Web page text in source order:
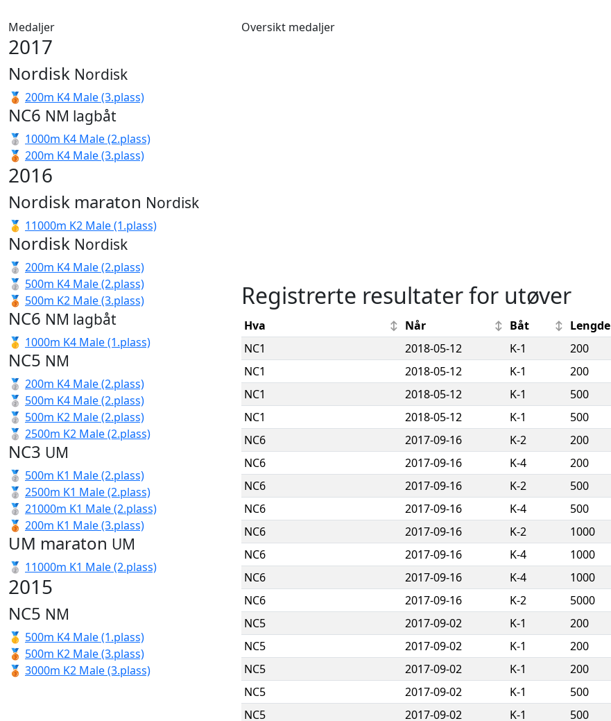
Medaljer
2017
Nordisk Nordisk
🥉 200m K4 Male (3.plass)
NC6 NM lagbåt
🥈 1000m K4 Male (2.plass)
🥉 200m K4 Male (3.plass)
2016
Nordisk maraton Nordisk
🥇 11000m K2 Male (1.plass)
Nordisk Nordisk
🥈 200m K4 Male (2.plass)
🥈 500m K4 Male (2.plass)
🥉 500m K2 Male (3.plass)
NC6 NM lagbåt
🥇 1000m K4 Male (1.plass)
NC5 NM
🥈 200m K4 Male (2.plass)
🥈 500m K4 Male (2.plass)
🥈 500m K2 Male (2.plass)
🥈 2500m K2 Male (2.plass)
NC3 UM
🥈 500m K1 Male (2.plass)
🥈 2500m K1 Male (2.plass)
🥈 21000m K1 Male (2.plass)
🥉 200m K1 Male (3.plass)
UM maraton UM
🥈 11000m K1 Male (2.plass)
2015
NC5 NM
🥇 500m K4 Male (1.plass)
🥉 500m K2 Male (3.plass)
🥉 3000m K2 Male (3.plass)
Oversikt medaljer
Registrerte resultater for utøver
Hva Når Båt Lengde
NC1
2018-05-12 K-1 200
NC1
2018-05-12 K-1 200
NC1
2018-05-12 K-1 500
NC1
2018-05-12 K-1 500
NC6
2017-09-16 K-2 200
NC6
2017-09-16 K-4 200
NC6
2017-09-16 K-2 500
NC6
2017-09-16 K-4 500
NC6
2017-09-16 K-2 1000
NC6
2017-09-16 K-4 1000
NC6
2017-09-16 K-4 1000
NC6
2017-09-16 K-2 5000
NC5
2017-09-02 K-1 200
NC5
2017-09-02 K-1 200
NC5
2017-09-02 K-1 200
NC5
2017-09-02 K-1 500
NC5
2017-09-02 K-1 500